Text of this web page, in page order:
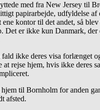
med fra New Jersey til
papirarbejde, udfyldelse af
ene kontor til det andet, så
Det er ikke kun Danmark,
ikke deres visa forlænget
at rejse hjem, hvis ikke deres
til Bornholm for anden
afsted.